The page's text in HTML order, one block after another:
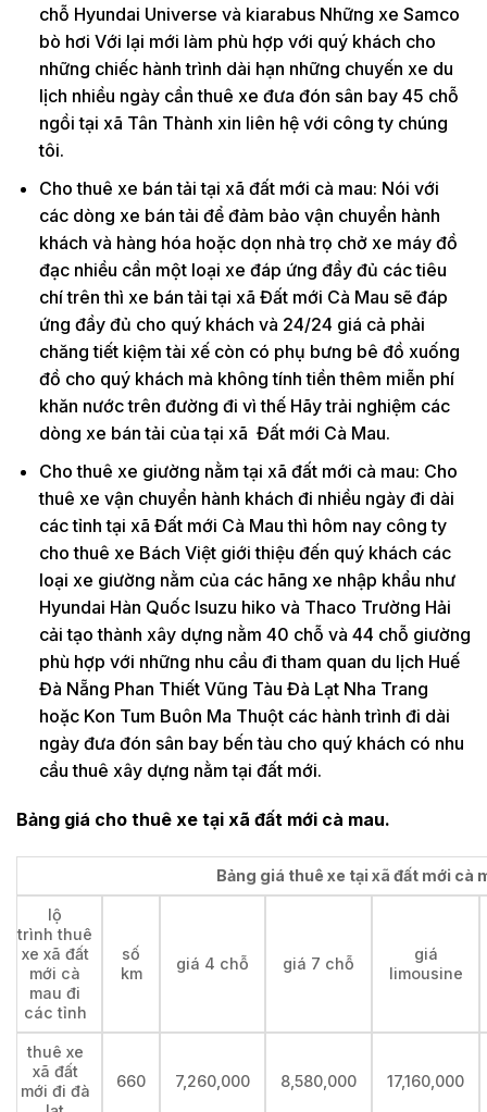
chỗ Hyundai Universe và kiarabus Những xe Samco
bò hơi Với lại mới làm phù hợp với quý khách cho
những chiếc hành trình dài hạn những chuyến xe du
lịch nhiều ngày cần thuê xe đưa đón sân bay 45 chỗ
ngồi tại xã Tân Thành xin liên hệ với công ty chúng
tôi.
Cho thuê xe bán tải tại xã đất mới cà mau: Nói với
các dòng xe bán tải để đảm bảo vận chuyển hành
khách và hàng hóa hoặc dọn nhà trọ chở xe máy đồ
đạc nhiều cần một loại xe đáp ứng đầy đủ các tiêu
chí trên thì xe bán tải tại xã Đất mới Cà Mau sẽ đáp
ứng đầy đủ cho quý khách và 24/24 giá cả phải
chăng tiết kiệm tài xế còn có phụ bưng bê đồ xuống
đồ cho quý khách mà không tính tiền thêm miễn phí
khăn nước trên đường đi vì thế Hãy trải nghiệm các
dòng xe bán tải của tại xã Đất mới Cà Mau.
Cho thuê xe giường nằm tại xã đất mới cà mau: Cho
thuê xe vận chuyển hành khách đi nhiều ngày đi dài
các tỉnh tại xã Đất mới Cà Mau thì hôm nay công ty
cho thuê xe Bách Việt giới thiệu đến quý khách các
loại xe giường nằm của các hãng xe nhập khẩu như
Hyundai Hàn Quốc Isuzu hiko và Thaco Trường Hải
cải tạo thành xây dựng nằm 40 chỗ và 44 chỗ giường
phù hợp với những nhu cầu đi tham quan du lịch Huế
Đà Nẵng Phan Thiết Vũng Tàu Đà Lạt Nha Trang
hoặc Kon Tum Buôn Ma Thuột các hành trình đi dài
ngày đưa đón sân bay bến tàu cho quý khách có nhu
cầu thuê xây dựng nằm tại đất mới.
Bảng giá cho thuê xe tại xã đất mới cà mau.
Bảng giá thuê xe tại xã đất mới cà
lộ
trình thuê
xe xã đất
mới cà
mau đi
các tỉnh
số
km
giá 4 chỗ giá 7 chỗ
giá
limousine
thuê xe
xã đất
mới đi đà
660 7,260,000 8,580,000 17,160,000